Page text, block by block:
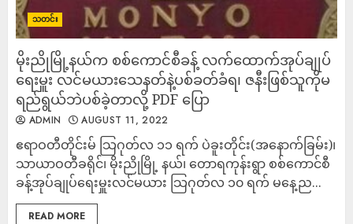
သတင်း
မိုးညိုမြို့နယ်က စစ်ကောင်စီခန့် လက်ထောက်အုပ်ချုပ်
ရေးမှူး လင်မယားသေနတ်နဲ့ပစ်ခတ်ခံရ၊ ဇနီးဖြစ်သူကိုမ
ရည်ရွယ်ဘဲပစ်ခဲ့တာလို့ PDF ပြော
ADMIN AUGUST 11, 2022
ဧရာဝတီတိုင်းမ် သြဂုတ်လ ၁၁ ရက် ပဲခူးတိုင်း(အနောက်ခြမ်း)၊
သာယာဝတီခရိုင်၊ မိုးညိုမြို့ နယ်၊ တောရကုန်းရွာ စစ်ကောင်စီ
ခန့်အုပ်ချုပ်ရေးမှူးလင်မယား သြဂုတ်လ ၁၀ ရက် မနေ့ည...
READ MORE